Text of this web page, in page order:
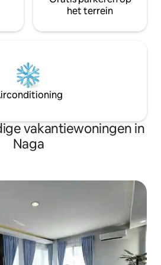
het terrein
vakantiewoningen in
Naga